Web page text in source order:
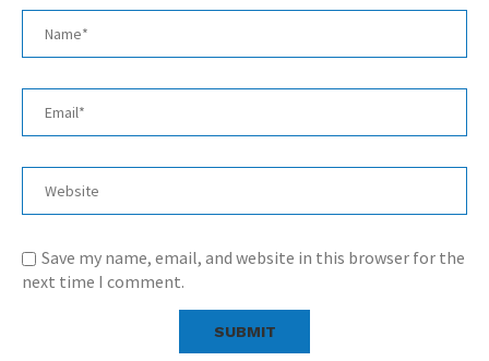
Save my name, email, and website in this browser for the
next time I comment.